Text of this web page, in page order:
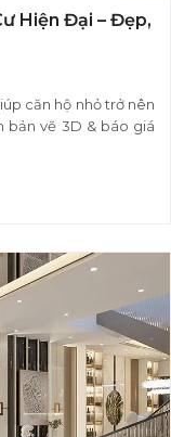
Hiện Đại – Đẹp,
căn hộ nhỏ trở nên
bản vẽ 3D & báo giá